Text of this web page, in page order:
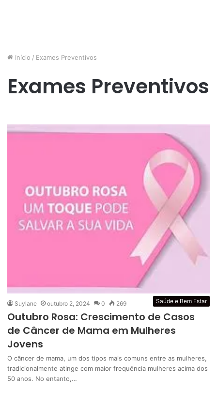
Início / Exames Preventivos
Exames Preventivos
Saúde e Bem Estar
Suylane outubro 2, 2024 0 269
Outubro Rosa: Crescimento de Casos
de Câncer de Mama em Mulheres
Jovens
O câncer de mama, um dos tipos mais comuns entre as mulheres,
tradicionalmente atinge com maior frequência mulheres acima dos
50 anos. No entanto,…